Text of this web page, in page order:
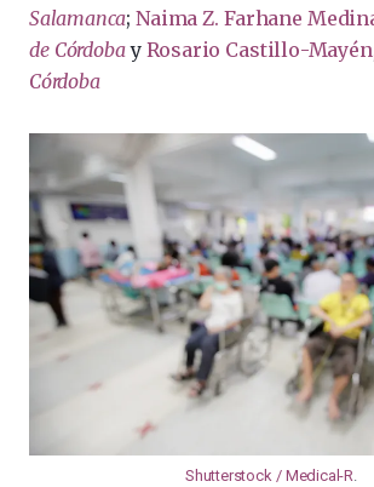
Salamanca;Naima Z. Farhane
de Córdobay Rosario Castillo-Mayén
Córdoba
Shutterstock / Medical-R.